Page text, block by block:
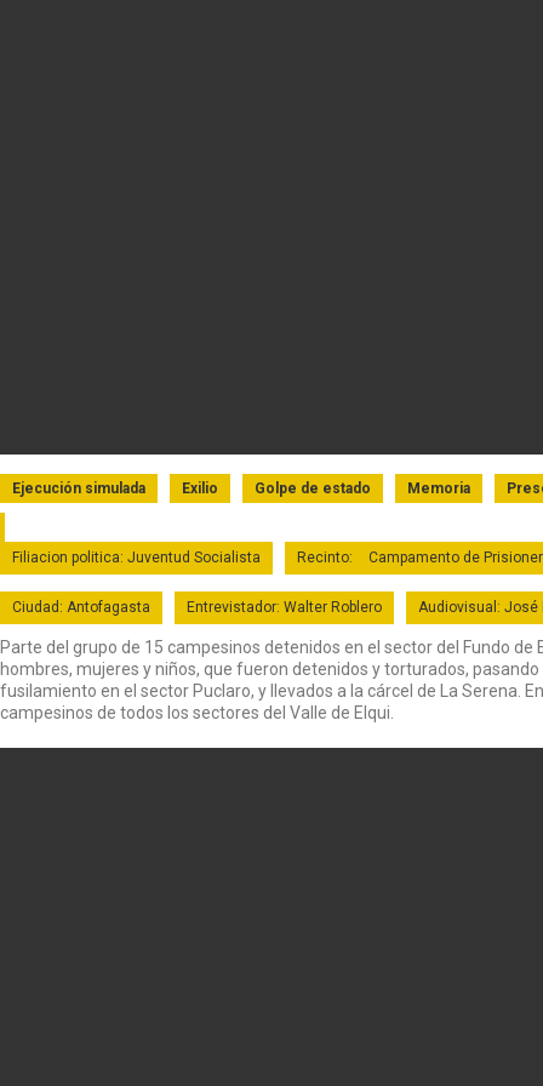
Ejecución simulada Exilio Golpe de estado Memoria
Filiacion politica: Juventud Socialista Recinto: Campamento de
Ciudad: Antofagasta Entrevistador: Walter Roblero Audiovisual: José
Parte del grupo de 15 campesinos detenidos en el sector del Fundo de
hombres, mujeres y niños, que fueron detenidos y torturados,
fusilamiento en el sector Puclaro, y llevados a la cárcel de La Serena.
campesinos de todos los sectores del Valle de Elqui.